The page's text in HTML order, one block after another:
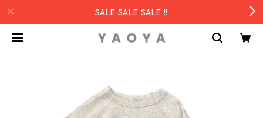
SALE SALE SALE !!